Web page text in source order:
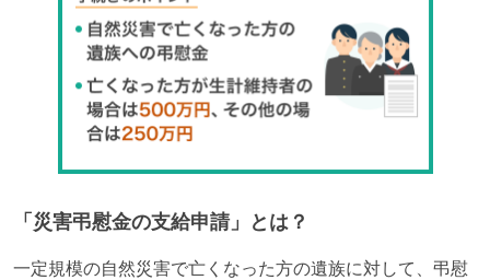
「 災害弔慰金の支給申請」とは？
一定規模の自然災害で亡くなった方の遺族に対して、弔慰